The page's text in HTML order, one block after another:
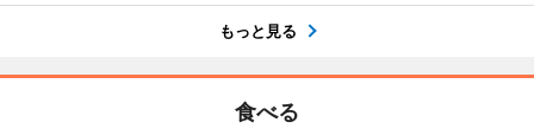
もっと見る
食べる